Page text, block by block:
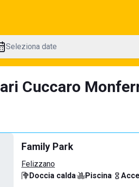
Seleziona date
Cuccaro
Family Park
Felizzano
Doccia calda· Piscina·